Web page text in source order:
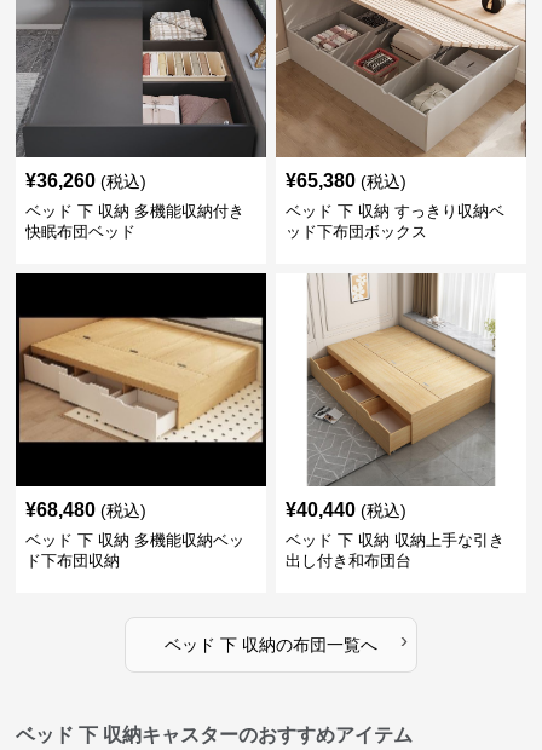
¥36,260 (税込)
ベッド 下 収納 多機能収納付き
快眠布団ベッド
¥65,380 (税込)
ベッド 下 収納 すっきり収納ベ
ッド下布団ボックス
¥68,480 (税込)
ベッド 下 収納 多機能収納ベッ
ド下布団収納
¥40,440 (税込)
ベッド 下 収納 収納上手な引き
出し付き和布団台
ベッド 下 収納の布団一覧へ ›
ベッド 下 収納キャスターのおすすめアイテム